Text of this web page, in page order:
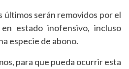
serán removidos por el
estado inofensivo, incluso
especie de abono.
para que pueda ocurrir esta